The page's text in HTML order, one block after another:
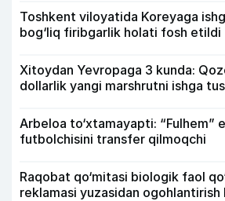
Toshkent viloyatida Koreyaga
bog‘liq firibgarlik holati fosh etildi
Xitoydan Yevropaga 3 kunda:
dollarlik yangi marshrutni ishga
Arbeloa to‘xtamayapti: “Fulhem”
futbolchisini transfer qilmoqchi
Raqobat qo‘mitasi biologik faol
reklamasi yuzasidan ogohlantirish